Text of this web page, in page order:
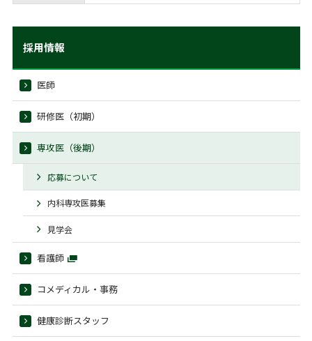
採用情報
医師
研修医（初期）
専攻医（後期）
応募について
内科専攻医募集
見学会
看護師
コメディカル・事務
健康診断スタッフ